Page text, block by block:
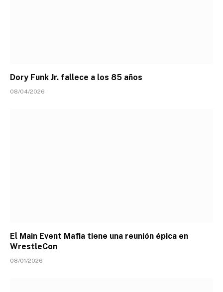
Dory Funk Jr. fallece a los 85 años
08/04/2026
El Main Event Mafia tiene una reunión épica en
WrestleCon
08/01/2026